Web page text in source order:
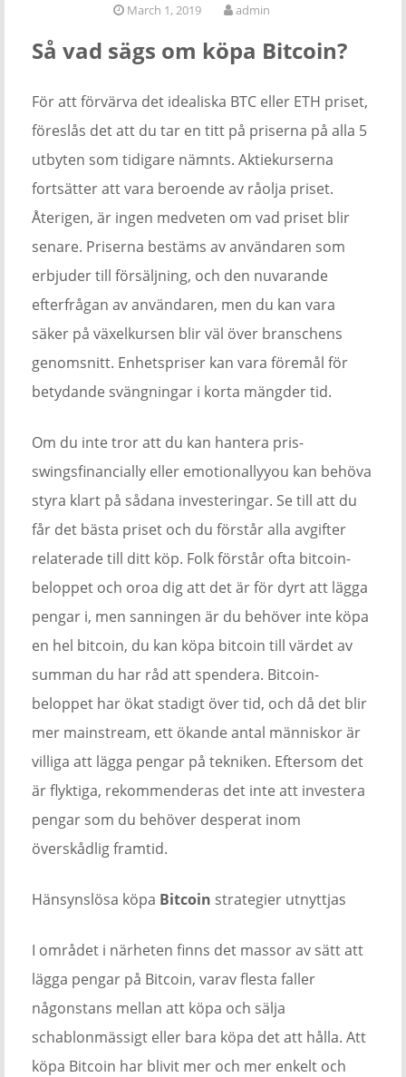
March 1, 2019 admin
Så vad sägs om köpa Bitcoin?
För att förvärva det idealiska BTC eller ETH priset,
föreslås det att du tar en titt på priserna på alla 5
utbyten som tidigare nämnts. Aktiekurserna
fortsätter att vara beroende av råolja priset.
Återigen, är ingen medveten om vad priset blir
senare. Priserna bestäms av användaren som
erbjuder till försäljning, och den nuvarande
efterfrågan av användaren, men du kan vara
säker på växelkursen blir väl över branschens
genomsnitt. Enhetspriser kan vara föremål för
betydande svängningar i korta mängder tid.
Om du inte tror att du kan hantera pris-
swingsfinancially eller emotionallyyou kan behöva
styra klart på sådana investeringar. Se till att du
får det bästa priset och du förstår alla avgifter
relaterade till ditt köp. Folk förstår ofta bitcoin-
beloppet och oroa dig att det är för dyrt att lägga
pengar i, men sanningen är du behöver inte köpa
en hel bitcoin, du kan köpa bitcoin till värdet av
summan du har råd att spendera. Bitcoin-
beloppet har ökat stadigt över tid, och då det blir
mer mainstream, ett ökande antal människor är
villiga att lägga pengar på tekniken. Eftersom det
är flyktiga, rekommenderas det inte att investera
pengar som du behöver desperat inom
överskådlig framtid.
Hänsynslösa köpa Bitcoin strategier utnyttjas
I området i närheten finns det massor av sätt att
lägga pengar på Bitcoin, varav flesta faller
någonstans mellan att köpa och sälja
schablonmässigt eller bara köpa det att hålla. Att
köpa Bitcoin har blivit mer och mer enkelt och